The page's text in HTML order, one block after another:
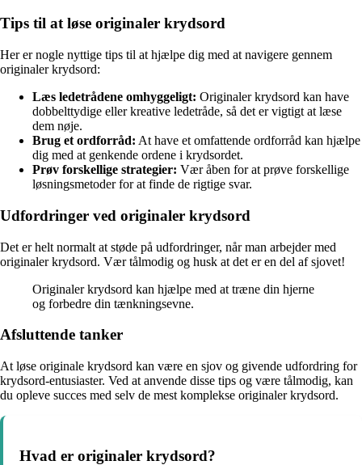
Tips til at løse originaler krydsord
Her er nogle nyttige tips til at hjælpe dig med at navigere gennem
originaler krydsord:
Læs ledetrådene omhyggeligt: Originaler krydsord kan have
dobbelttydige eller kreative ledetråde, så det er vigtigt at læse
dem nøje.
Brug et ordforråd: At have et omfattende ordforråd kan hjælpe
dig med at genkende ordene i krydsordet.
Prøv forskellige strategier: Vær åben for at prøve forskellige
løsningsmetoder for at finde de rigtige svar.
Udfordringer ved originaler krydsord
Det er helt normalt at støde på udfordringer, når man arbejder med
originaler krydsord. Vær tålmodig og husk at det er en del af sjovet!
Originaler krydsord kan hjælpe med at træne din hjerne
og forbedre din tænkningsevne.
Afsluttende tanker
At løse originale krydsord kan være en sjov og givende udfordring for
krydsord-entusiaster. Ved at anvende disse tips og være tålmodig, kan
du opleve succes med selv de mest komplekse originaler krydsord.
Hvad er originaler krydsord?